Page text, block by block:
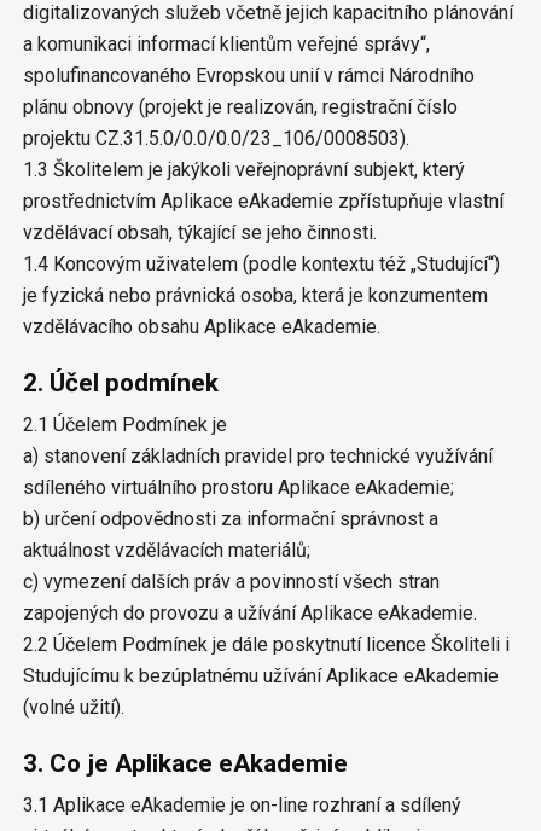
digitalizovaných služeb včetně jejich kapacitního plánování
a komunikaci informací klientům veřejné správy“,
spolufinancovaného Evropskou unií v rámci Národního
plánu obnovy (projekt je realizován, registrační číslo
projektu CZ.31.5.0/0.0/0.0/23_106/0008503).
1.3 Školitelem je jakýkoli veřejnoprávní subjekt, který
prostřednictvím Aplikace eAkademie zpřístupňuje vlastní
vzdělávací obsah, týkající se jeho činnosti.
1.4 Koncovým uživatelem (podle kontextu též „Studující“)
je fyzická nebo právnická osoba, která je konzumentem
vzdělávacího obsahu Aplikace eAkademie.
2. Účel podmínek
2.1 Účelem Podmínek je
a) stanovení základních pravidel pro technické využívání
sdíleného virtuálního prostoru Aplikace eAkademie;
b) určení odpovědnosti za informační správnost a
aktuálnost vzdělávacích materiálů;
c) vymezení dalších práv a povinností všech stran
zapojených do provozu a užívání Aplikace eAkademie.
2.2 Účelem Podmínek je dále poskytnutí licence Školiteli i
Studujícímu k bezúplatnému užívání Aplikace eAkademie
(volné užití).
3. Co je Aplikace eAkademie
3.1 Aplikace eAkademie je on-line rozhraní a sdílený